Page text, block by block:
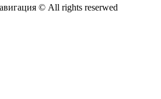
© All rights reserwed